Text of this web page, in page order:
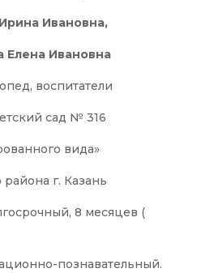
Ивановна,
Елена Ивановна
воспитатели
сад № 316
вида»
района г. Казань
8 месяцев (
познавательный.